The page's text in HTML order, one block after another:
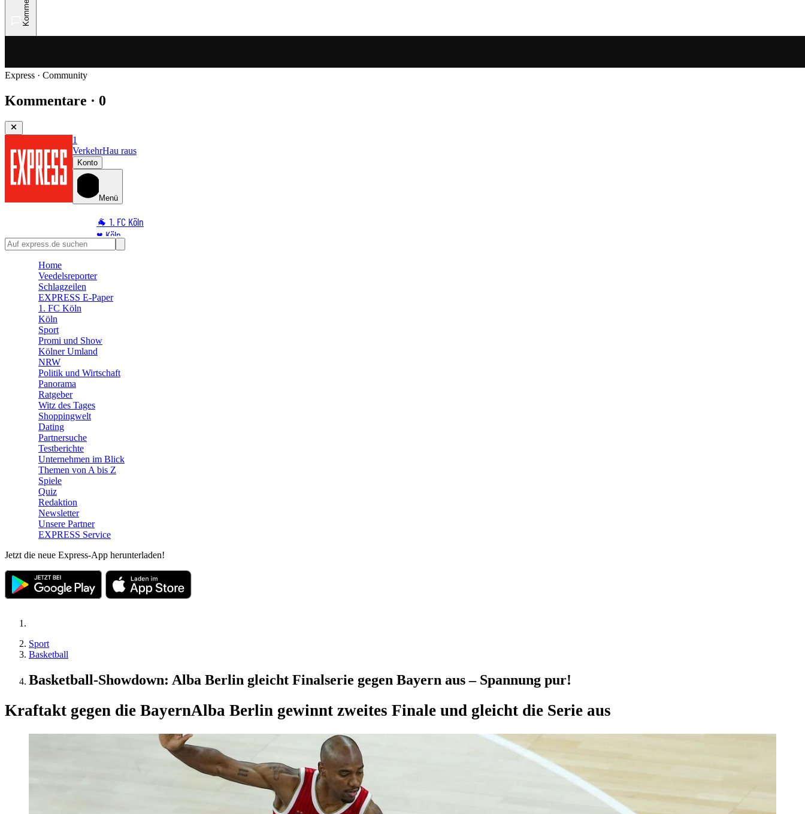
Express · Community
Kommentare · 0
1
VerkehrHau raus
Konto
Menü
🐐 1. FC Köln
♥️ Köln
⭐ Promi
🛒 Shoppingwelt
🧩 Spiele
Home
Veedelsreporter
Schlagzeilen
EXPRESS E-Paper
1. FC Köln
Köln
Sport
Promi und Show
Kölner Umland
NRW
Politik und Wirtschaft
Panorama
Ratgeber
Witz des Tages
Shoppingwelt
Dating
Partnersuche
Testberichte
Unternehmen im Blick
Themen von A bis Z
Spiele
Quiz
Redaktion
Newsletter
Unsere Partner
EXPRESS Service
Jetzt die neue Express-App herunterladen!
Sport
Basketball
Basketball-Showdown: Alba Berlin gleicht Finalserie gegen Bayern aus – Spannung pur!
Kraftakt gegen die BayernAlba Berlin gewinnt zweites Finale und gleicht die Serie aus